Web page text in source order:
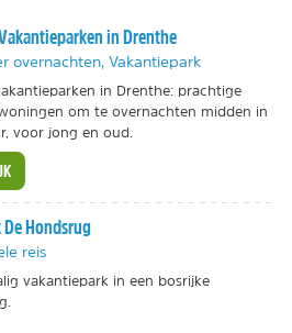
in Drenthe
overnachten, Vakantiepark
in Drenthe: prachtige
om te overnachten midden in
voor jong en oud.
Hondsrug
reis
vakantiepark in een bosrijke